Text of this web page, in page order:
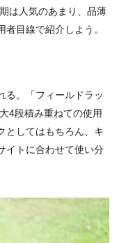
は人気のあまり、品薄
目線で紹介しよう。
る。「フィールドラッ
4段積み重ねての使用
としてはもちろん、キ
イトに合わせて使い分